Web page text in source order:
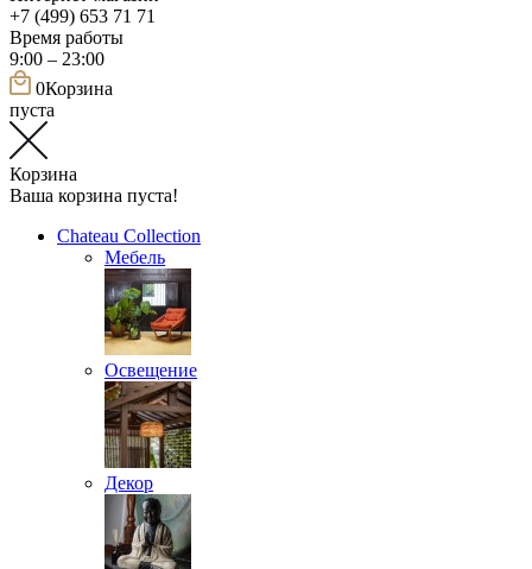
+7 (499) 653 71 71
Время работы
9:00 – 23:00
0Корзина
пуста
Корзина
Ваша корзина пуста!
Chateau Collection
Мебель
Освещение
Декор